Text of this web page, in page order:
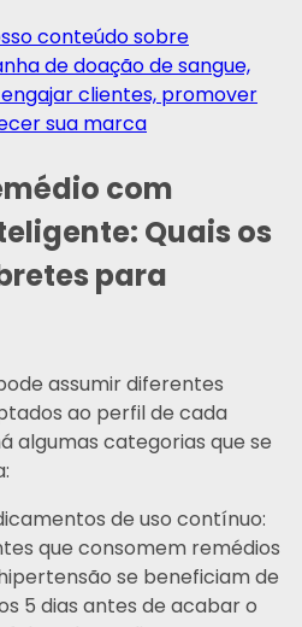
conteúdo sobre
de doação de sangue,
clientes, promover
sua marca
com
Quais os
para
assumir diferentes
ao perfil de cada
algumas categorias que se
de uso contínuo:
que consomem remédios
se beneficiam de
5 dias antes de acabar o